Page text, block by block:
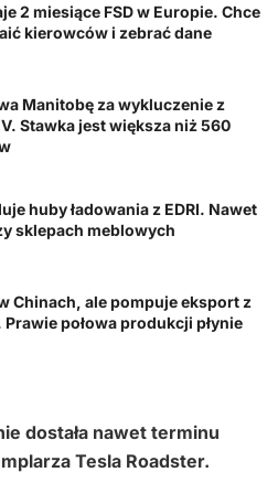
2 miesiące FSD w Europie. Chce
kierowców i zebrać dane
Manitobę za wykluczenie z
Stawka jest większa niż 560
huby ładowania z EDRI. Nawet
sklepach meblowych
Chinach, ale pompuje eksport z
połowa produkcji płynie
dostała nawet terminu
Tesla Roadster.